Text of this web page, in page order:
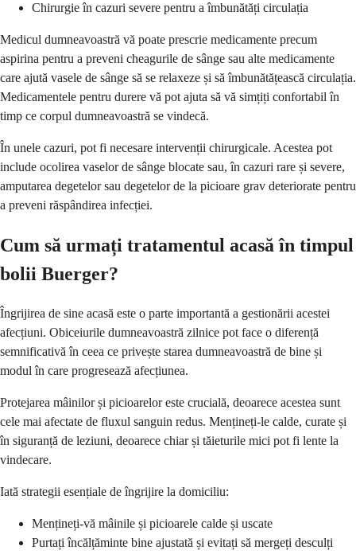
Chirurgie în cazuri severe pentru a îmbunătăți circulația
Medicul dumneavoastră vă poate prescrie medicamente precum
aspirina pentru a preveni cheagurile de sânge sau alte medicamente
care ajută vasele de sânge să se relaxeze și să îmbunătățească circulația.
Medicamentele pentru durere vă pot ajuta să vă simțiți confortabil în
timp ce corpul dumneavoastră se vindecă.
În unele cazuri, pot fi necesare intervenții chirurgicale. Acestea pot
include ocolirea vaselor de sânge blocate sau, în cazuri rare și severe,
amputarea degetelor sau degetelor de la picioare grav deteriorate pentru
a preveni răspândirea infecției.
Cum să urmați tratamentul acasă în timpul
bolii Buerger?
Îngrijirea de sine acasă este o parte importantă a gestionării acestei
afecțiuni. Obiceiurile dumneavoastră zilnice pot face o diferență
semnificativă în ceea ce privește starea dumneavoastră de bine și
modul în care progresează afecțiunea.
Protejarea mâinilor și picioarelor este crucială, deoarece acestea sunt
cele mai afectate de fluxul sanguin redus. Mențineți-le calde, curate și
în siguranță de leziuni, deoarece chiar și tăieturile mici pot fi lente la
vindecare.
Iată strategii esențiale de îngrijire la domiciliu:
Mențineți-vă mâinile și picioarele calde și uscate
Purtați încălțăminte bine ajustată și evitați să mergeți desculți